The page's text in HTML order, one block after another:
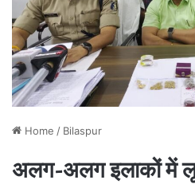
Home / Bilaspur
अलग-अलग इलाकों में